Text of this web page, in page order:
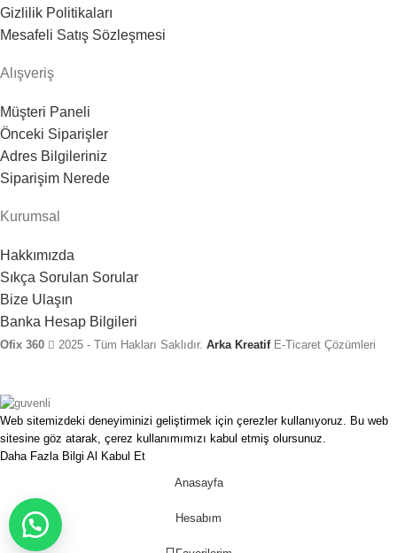
Gizlilik Politikaları
Mesafeli Satış Sözleşmesi
Alışveriş
Müşteri Paneli
Önceki Siparişler
Adres Bilgileriniz
Siparişim Nerede
Kurumsal
Hakkımızda
Sıkça Sorulan Sorular
Bize Ulaşın
Banka Hesap Bilgileri
Ofix 360 2025 - Tüm Hakları Saklıdır. Arka KreatifE-Ticaret Çözümleri
Web sitemizdeki deneyiminizi geliştirmek için çerezler kullanıyoruz. Bu web
sitesine göz atarak, çerez kullanımımızı kabul etmiş olursunuz.
Daha Fazla Bilgi Al Kabul Et
Anasayfa
Hesabım